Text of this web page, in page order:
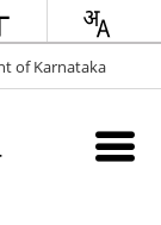
of Karnataka